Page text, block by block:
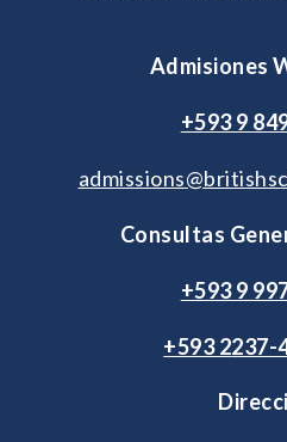
Admisiones
+593 9
Consultas
+593 9
+593 2237-